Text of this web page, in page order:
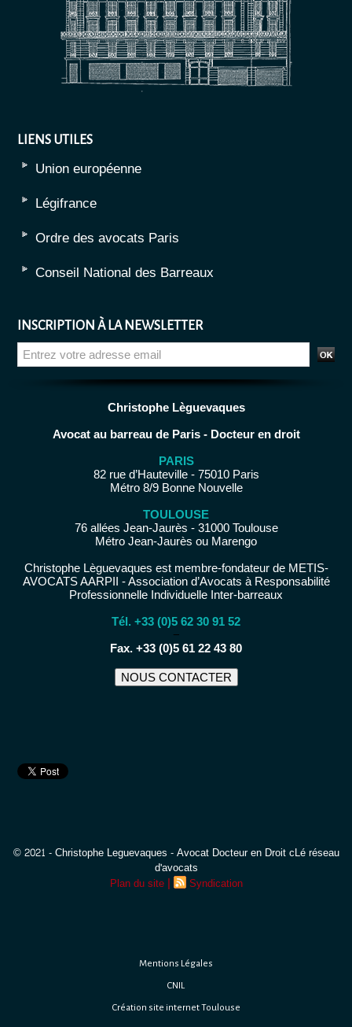
LIENS UTILES
Union européenne
Légifrance
Ordre des avocats Paris
Conseil National des Barreaux
INSCRIPTION À LA NEWSLETTER
Christophe Lèguevaques
Avocat au barreau de Paris - Docteur en droit
PARIS
82 rue d’Hauteville - 75010 Paris
Métro 8/9 Bonne Nouvelle
TOULOUSE
76 allées Jean-Jaurès - 31000 Toulouse
Métro Jean-Jaurès ou Marengo
Christophe Lèguevaques est membre-fondateur de METIS-
AVOCATS AARPII - Association d’Avocats à Responsabilité
Professionnelle Individuelle Inter-barreaux
Tél. +33 (0)5 62 30 91 52
−
Fax. +33 (0)5 61 22 43 80
NOUS CONTACTER
© 2021 - Christophe Leguevaques - Avocat Docteur en Droit cLé réseau
d'avocats
Plan du site | Syndication
Mentions Légales
CNIL
Création site internet Toulouse